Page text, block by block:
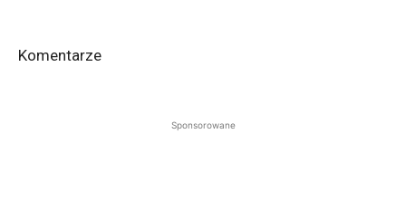
Komentarze
Sponsorowane